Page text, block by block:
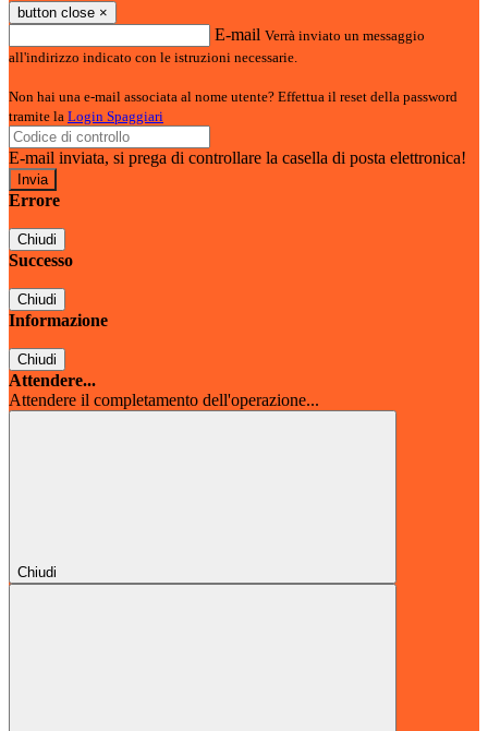
button close ×
E-mail Verrà inviato un messaggio
all'indirizzo indicato con le istruzioni necessarie.
Non hai una e-mail associata al nome utente? Effettua il reset della password
tramite la Login Spaggiari
E-mail inviata, si prega di controllare la casella di posta elettronica!
Errore
Chiudi
Successo
Chiudi
Informazione
Chiudi
Attendere...
Attendere il completamento dell'operazione...
Chiudi